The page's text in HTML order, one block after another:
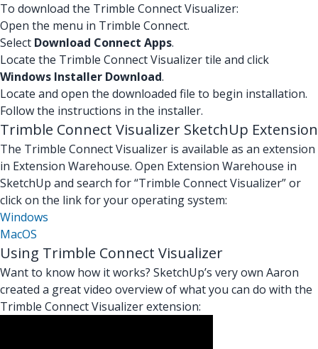
To download the Trimble Connect Visualizer:
Open the menu in Trimble Connect.
Select Download Connect Apps.
Locate the Trimble Connect Visualizer tile and click
Windows Installer Download.
Locate and open the downloaded file to begin installation.
Follow the instructions in the installer.
Trimble Connect Visualizer SketchUp Extension
The Trimble Connect Visualizer is available as an extension
in Extension Warehouse. Open Extension Warehouse in
SketchUp and search for “Trimble Connect Visualizer” or
click on the link for your operating system:
Windows
MacOS
Using Trimble Connect Visualizer
Want to know how it works? SketchUp’s very own Aaron
created a great video overview of what you can do with the
Trimble Connect Visualizer extension: